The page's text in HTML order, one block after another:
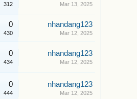
312 Mar 13, 2025
0
430
nhandang123
Mar 12, 2025
0
434
nhandang123
Mar 12, 2025
0
444
nhandang123
Mar 12, 2025